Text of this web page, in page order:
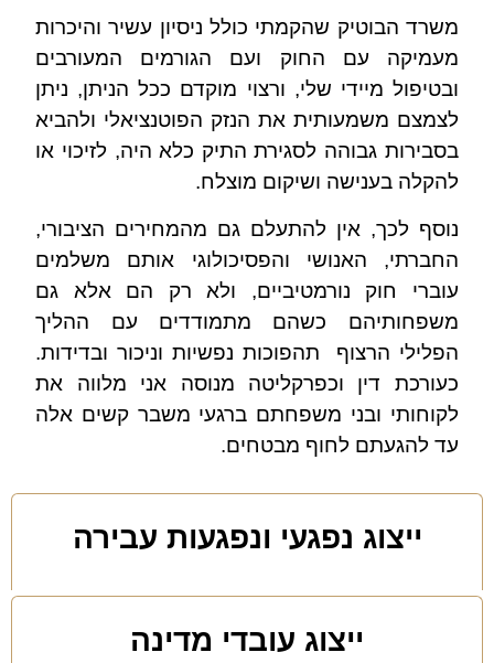
ייצוג נפגעי ונפגעות עבירה
ייצוג עובדי מדינה
משרד הבוטיק שהקמתי כולל ניסיון עשיר והיכרות
מעמיקה עם החוק ועם הגורמים המעורבים
ובטיפול מיידי שלי, ורצוי מוקדם ככל הניתן, ניתן
לצמצם משמעותית את הנזק הפוטנציאלי ולהביא
בסבירות גבוהה לסגירת התיק כלא היה, לזיכוי או
להקלה בענישה ושיקום מוצלח.
נוסף לכך, אין להתעלם גם מהמחירים הציבורי,
החברתי, האנושי והפסיכולוגי אותם משלמים
עוברי חוק נורמטיביים, ולא רק הם אלא גם
משפחותיהם כשהם מתמודדים עם ההליך
הפלילי הרצוף תהפוכות נפשיות וניכור ובדידות.
כעורכת דין וכפרקליטה מנוסה אני מלווה את
לקוחותי ובני משפחתם ברגעי משבר קשים אלה
עד להגעתם לחוף מבטחים.